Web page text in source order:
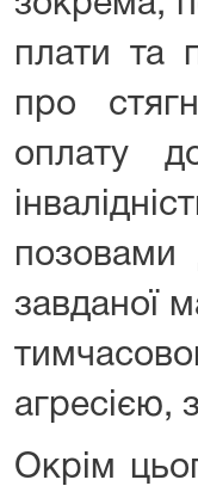
плати та
про
оплату
позовами
завданої
агресією,
Окрім